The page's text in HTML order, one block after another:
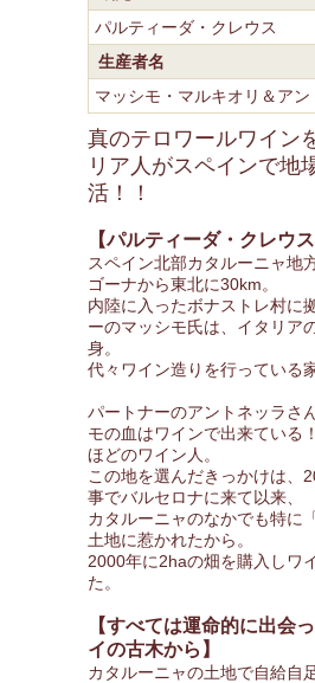
パルティーダ・クレウス
生産者名
マッシモ・マルキオリ＆アン
真のテロワールワイン
リア人がスペインで地
活！！
【パルティーダ・クレウス
スペイン北部カタルーニャ地
ゴーナから東北に30km。
内陸に入ったボナストレ村に
ーのマッシモ氏は、イタリア
身。
代々ワイン造りを行っている
パートナーのアントネッラさ
モの血はワインで出来ている
ほどのワイン人。
この地を選んだきっかけは、
事でバルセロナに来て以来、
カタルーニャのなかでも特に
土地に惹かれたから。
2000年に2haの畑を購入しワ
た。
【すべては運命的に出会
イの古木から】
カタルーニャの土地で自給自